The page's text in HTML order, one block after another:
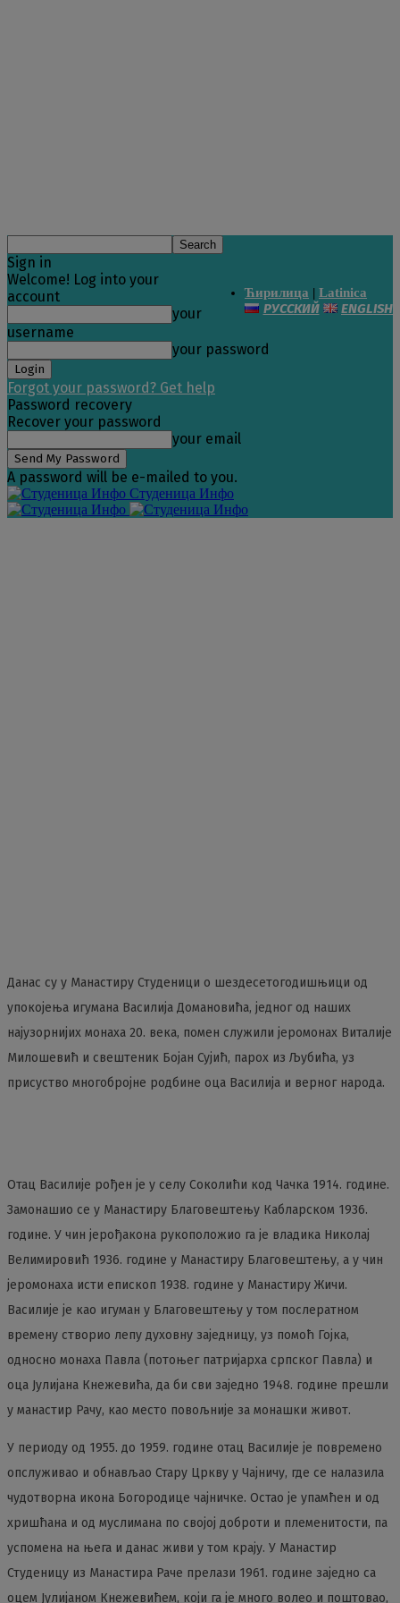
Ћирилица | Latinica
РУССКИЙ ENGLISH
Sign in
Welcome! Log into your
account
your
username
your password
Forgot your password? Get help
Password recovery
Recover your password
your email
A password will be e-mailed to you.
Студеница Инфо
Данас су у Манастиру Студеници о шездесетогодишњици од
упокојења игумана Василија Домановића, једног од наших
најузорнијих монаха 20. века, помен служили јеромонах Виталије
Милошевић и свештеник Бојан Сујић, парох из Љубића, уз
присуство многобројне родбине оца Василија и верног народа.
Отац Василије рођен је у селу Соколићи код Чачка 1914. године.
Замонашио се у Манастиру Благовештењу Кабларском 1936.
године. У чин јерођакона рукоположио га је владика Николај
Велимировић 1936. године у Манастиру Благовештењу, а у чин
јеромонаха исти епископ 1938. године у Манастиру Жичи.
Василије је као игуман у Благовештењу у том послератном
времену створио лепу духовну заједницу, уз помоћ Гојка,
односно монаха Павла (потоњег патријарха српског Павла) и
оца Јулијана Кнежевића, да би сви заједно 1948. године прешли
у манастир Рачу, као место повољније за монашки живот.
У периоду од 1955. до 1959. године отац Василије је повремено
опслуживао и обнављао Стару Цркву у Чајничу, где се налазила
чудотворна икона Богородице чајничке. Остао је упамћен и од
хришћана и од муслимана по својој доброти и племенитости, па
успомена на њега и данас живи у том крају. У Манастир
Студеницу из Манастира Раче прелази 1961. године заједно са
оцем Јулијаном Кнежевићем, који га је много волео и поштовао,